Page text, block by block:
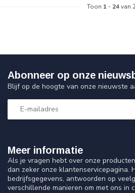
Toon 1 - 24van
Meer informatie
Als je vragen hebt over onze
dan zeker onze klantenservicepagina.
bedrijfsgegevens, antwoorden op
verschillende manieren om met ons in
Abonneer op onze
Blijf op de hoogte van onze nieuwste